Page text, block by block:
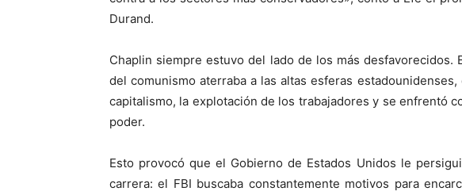
Durand.
Chaplin siempre estuvo del lado de los más desfavorecidos.
del comunismo aterraba a las altas esferas
capitalismo, la explotación de los trabajadores y se enfrentó
poder.
Esto provocó que el Gobierno de Estados Unidos le
carrera: el FBI buscaba constantemente motivos para